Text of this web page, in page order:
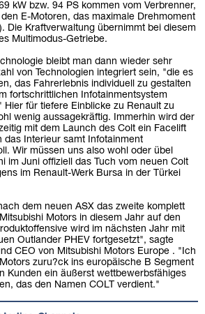
kW bzw. 94 PS kommen vom Verbrenner,
E-Motoren, das maximale Drehmoment
Die Kraftverwaltung übernimmt bei diesem
Multimodus-Getriebe.
bleibt man dann wieder sehr
von Technologien integriert sein, "die es
das Fahrerlebnis individuell zu gestalten
fortschrittlichen Infotainmentsystem
Hier für tiefere Einblicke zu Renault zu
wenig aussagekräftig. Immerhin wird der
mit dem Launch des Colt ein Facelift
das Interieur samt Infotainment
Wir müssen uns also wohl oder übel
im Juni offiziell das Tuch vom neuen Colt
im Renault-Werk Bursa in der Türkei
dem neuen ASX das zweite komplett
Motors in diesem Jahr auf den
wird im nächsten Jahr mit
Outlander PHEV fortgesetzt", sagte
CEO von Mitsubishi Motors Europe . "Ich
zuru?ck ins europäische B Segment
Kunden ein äußerst wettbewerbsfähiges
das den Namen COLT verdient."